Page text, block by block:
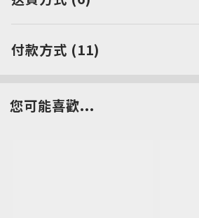
付款方式 (11)
您可能喜歡...